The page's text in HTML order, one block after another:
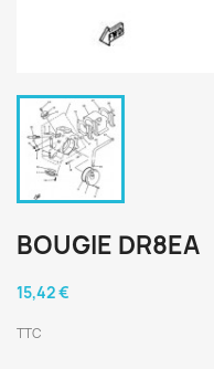
BOUGIE DR8EA
15,42 €
TTC